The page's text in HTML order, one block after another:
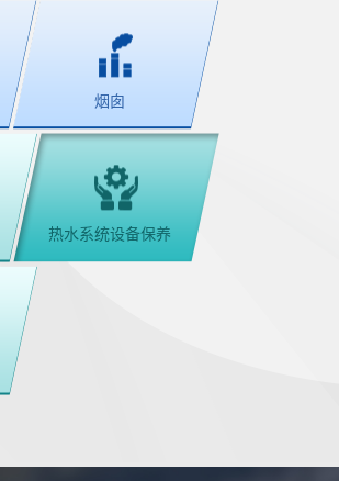
烟囱
热水系统设备保养